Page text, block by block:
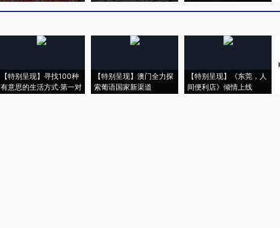
【特别呈现】寻找100种
有意思的生活方式·第一对
【特别呈现】澳门全力探
索葡语国家新渠道
【特别呈现】《东莞，人
间便利店》倾情上线